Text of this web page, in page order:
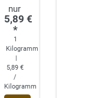
5,89 €
*
1
Kilogramm
|
5,89 €
/
Kilogramm